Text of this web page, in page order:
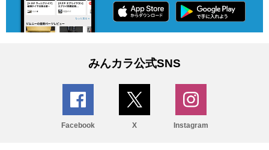
みんカラ公式SNS
Facebook X Instagram